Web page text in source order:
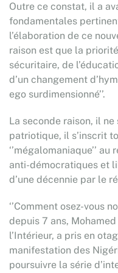
Outre ce constat, il a
fondamentales
l’élaboration de ce
raison est que la
sécuritaire, de
d’un changement
ego surdimensionné’’.
La seconde raison, il
patriotique, il s’inscrit
‘’mégalomaniaque’’
anti-démocratiques et
d’une décennie par le
‘’Comment osez-vous
depuis 7 ans,
l’Intérieur, a pris en
manifestation des
poursuivre la série